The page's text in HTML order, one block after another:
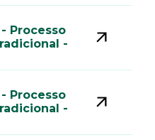
Processo
-
Processo
-